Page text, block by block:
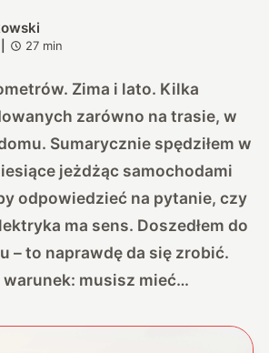
27 min
Zima i lato. Kilka
zarówno na trasie, w
Sumarycznie spędziłem w
jeżdżąc samochodami
odpowiedzieć na pytanie, czy
ma sens. Doszedłem do
– to naprawdę da się zrobić.
musisz mieć…